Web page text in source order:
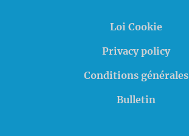
Loi Cookie
Privacy policy
Conditions générales
Bulletin